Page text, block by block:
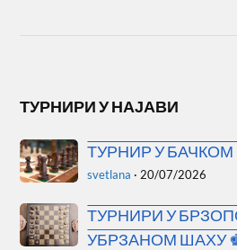
ТУРНИРИ У НАЈАВИ
ТУРНИР У
svetlana · 20/07/2026
ТУРНИРИ У
УБРЗАНОМ ШАХУ